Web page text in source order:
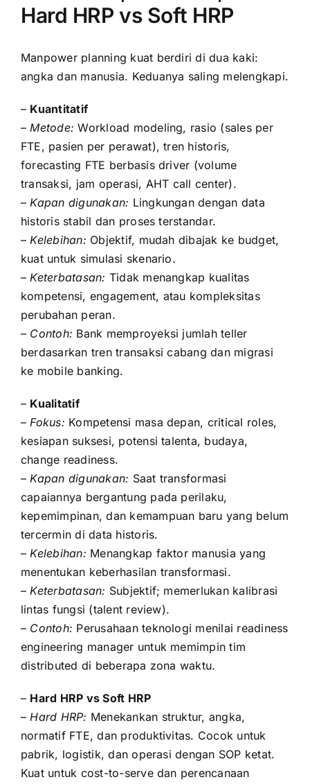
Hard HRP vs Soft HRP
Manpower planning kuat berdiri di dua kaki:
angka dan manusia. Keduanya saling melengkapi.
– Kuantitatif
– Metode: Workload modeling, rasio (sales per
FTE, pasien per perawat), tren historis,
forecasting FTE berbasis driver (volume
transaksi, jam operasi, AHT call center).
– Kapan digunakan: Lingkungan dengan data
historis stabil dan proses terstandar.
– Kelebihan: Objektif, mudah dibajak ke budget,
kuat untuk simulasi skenario.
– Keterbatasan: Tidak menangkap kualitas
kompetensi, engagement, atau kompleksitas
perubahan peran.
– Contoh: Bank memproyeksi jumlah teller
berdasarkan tren transaksi cabang dan migrasi
ke mobile banking.
– Kualitatif
– Fokus: Kompetensi masa depan, critical roles,
kesiapan suksesi, potensi talenta, budaya,
change readiness.
– Kapan digunakan: Saat transformasi
capaiannya bergantung pada perilaku,
kepemimpinan, dan kemampuan baru yang belum
tercermin di data historis.
– Kelebihan: Menangkap faktor manusia yang
menentukan keberhasilan transformasi.
– Keterbatasan: Subjektif; memerlukan kalibrasi
lintas fungsi (talent review).
– Contoh: Perusahaan teknologi menilai readiness
engineering manager untuk memimpin tim
distributed di beberapa zona waktu.
– Hard HRP vs Soft HRP
– Hard HRP: Menekankan struktur, angka,
normatif FTE, dan produktivitas. Cocok untuk
pabrik, logistik, dan operasi dengan SOP ketat.
Kuat untuk cost-to-serve dan perencanaan